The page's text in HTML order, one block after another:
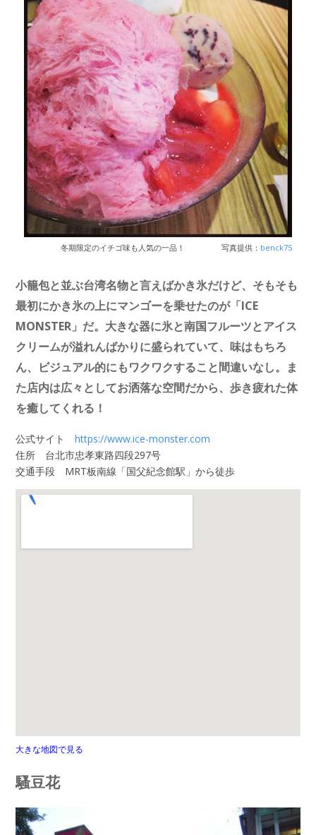
冬期限定のイチゴ味も人気の一品！ 写真提供： benck75
小籠包と並ぶ台湾名物と言えばかき氷だけど、そもそも
最初にかき氷の上にマンゴーを乗せたのが「ICE
MONSTER」だ。大きな器に氷と南国フルーツとアイス
クリームが溢れんばかりに盛られていて、味はもちろ
ん、ビジュアル的にもワクワクすること間違いなし。ま
た店内は広々としてお洒落な空間だから、歩き疲れた体
を癒してくれる！
公式サイト https://www.ice-monster.com
住所 台北市忠孝東路四段297号
交通手段 MRT板南線「国父紀念館駅」から徒歩
大きな地図で見る
騷豆花